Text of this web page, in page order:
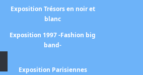
Exposition Trésors en noir et
blanc
Exposition 1997 -Fashion big
band-
Exposition Parisiennes